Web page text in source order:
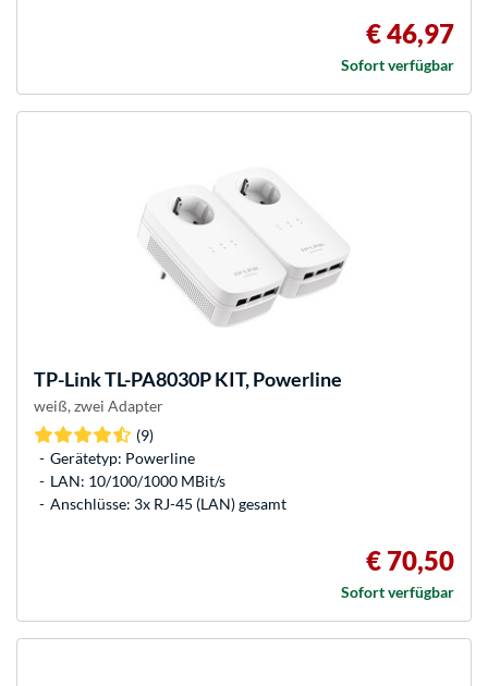
€ 46,97
Sofort verfügbar
TP-LinkTL-PA8030P KIT, Powerline
weiß, zwei Adapter
(9)
Gerätetyp: Powerline
LAN: 10/100/1000 MBit/s
Anschlüsse: 3x RJ-45 (LAN) gesamt
€ 70,50
Sofort verfügbar